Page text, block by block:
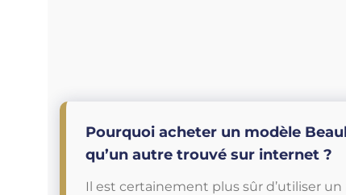
Pourquoi acheter un modèle
qu’un autre trouvé sur internet ?
Il est certainement plus sûr d’utiliser